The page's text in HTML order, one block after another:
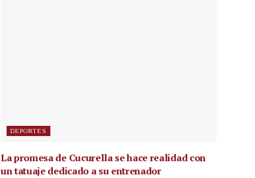
DEPORTES
La promesa de Cucurella se hace realidad con
un tatuaje dedicado a su entrenador